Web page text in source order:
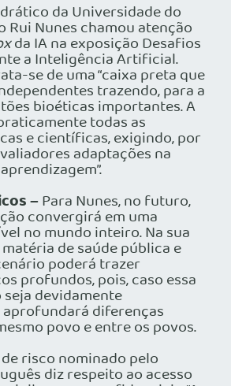
da Universidade do
Rui Nunes chamou atenção
da IA na exposição Desafios
a Inteligência Artificial.
se de uma “caixa preta que
trazendo, para a
bioéticas importantes. A
todas as
e científicas, exigindo, por
adaptações na
–Para Nunes, no futuro,
convergirá em uma
no mundo inteiro. Na sua
de saúde pública e
poderá trazer
profundos, pois, caso essa
devidamente
diferenças
povo e entre os povos.
risco nominado pelo
diz respeito ao acesso